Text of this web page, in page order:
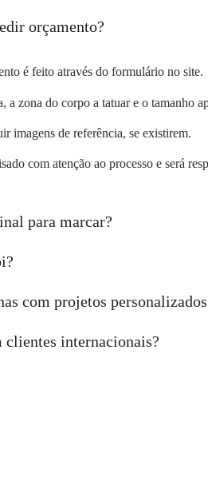
orçamento?
é feito através do formulário no site.
a zona do corpo a tatuar e o tamanho
imagens de referência, se existirem.
com atenção ao processo e será
para marcar?
com projetos
clientes internacionais?